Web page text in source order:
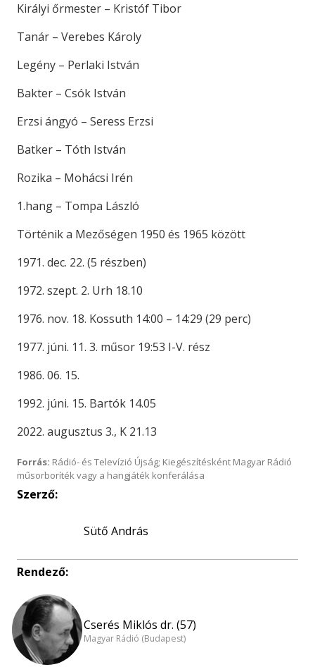
Királyi őrmester – Kristóf Tibor
Tanár – Verebes Károly
Legény – Perlaki István
Bakter – Csók István
Erzsi ángyó – Seress Erzsi
Batker – Tóth István
Rozika – Mohácsi Irén
1.hang – Tompa László
Történik a Mezőségen 1950 és 1965 között
1971. dec. 22. (5 részben)
1972. szept. 2. Urh 18.10
1976. nov. 18. Kossuth 14:00 – 14:29 (29 perc)
1977. júni. 11. 3. műsor 19:53 I-V. rész
1986. 06. 15.
1992. júni. 15. Bartók 14.05
2022. augusztus 3., K 21.13
Forrás: Rádió- és Televízió Újság; Kiegészítésként Magyar Rádió
műsorboríték vagy a hangjáték konferálása
Szerző:
Sütő András
Rendező:
Cserés Miklós dr. (57)
Magyar Rádió (Budapest)